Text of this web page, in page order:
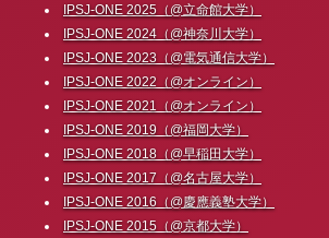
IPSJ-ONE 2025（@立命館大学）
IPSJ-ONE 2024（@神奈川大学）
IPSJ-ONE 2023（@電気通信大学）
IPSJ-ONE 2022（@オンライン）
IPSJ-ONE 2021（@オンライン）
IPSJ-ONE 2019（@福岡大学）
IPSJ-ONE 2018（@早稲田大学）
IPSJ-ONE 2017（@名古屋大学）
IPSJ-ONE 2016（@慶應義塾大学）
IPSJ-ONE 2015（@京都大学）